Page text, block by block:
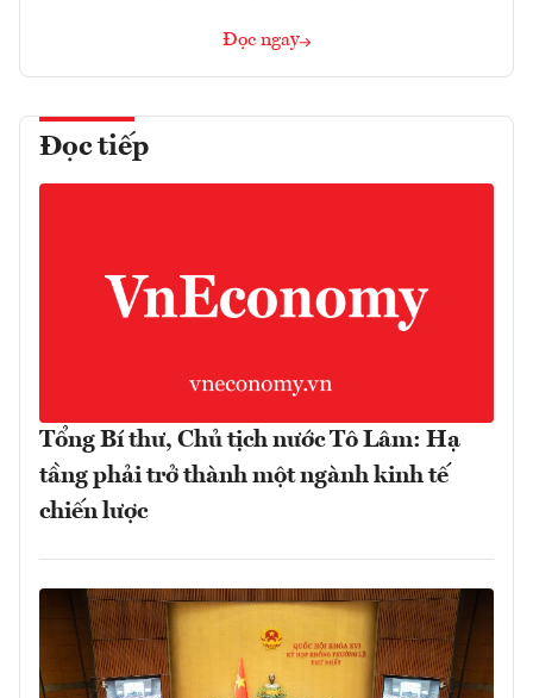
Đọc ngay
Đọc tiếp
Tổng Bí thư, Chủ tịch nước Tô Lâm: Hạ
tầng phải trở thành một ngành kinh tế
chiến lược